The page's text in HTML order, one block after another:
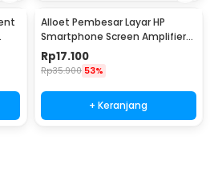
Alloet Pembesar Layar HP
Smartphone Screen Amplifier
10 Inch - SY-11
Rp17.100
Rp35.900 53%
+ Keranjang